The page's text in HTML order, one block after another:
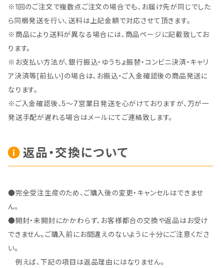
※1回のご注文で複数点ご注文の場合でも、お届け先が同じでした
ら同梱発送を行い、送料は上記金額で対応させて頂きます。
※商品により送料が異なる場合には、商品ページに記載致してお
ります。
※お支払い方法が、銀行振込・ゆうちょ振替・コンビニ決済・キャリ
ア決済等[前払い]の場合は、お振込・ご入金確認後の商品発送に
なります。
※ご入金確認後、5～7営業日発送を心がけておりますが、万が一
発送手配が遅れる場合はメールにてご連絡致します。
返品・交換について
●完全受注生産のため、ご購入後の変更・キャンセルはできませ
ん。
●開封・未開封にかかわらず、お客様都合の交換や返品はお受け
できません。ご購入前にお間違えのないように十分にご注意くださ
い。
例えば、下記の項目は返品理由にはなりません。